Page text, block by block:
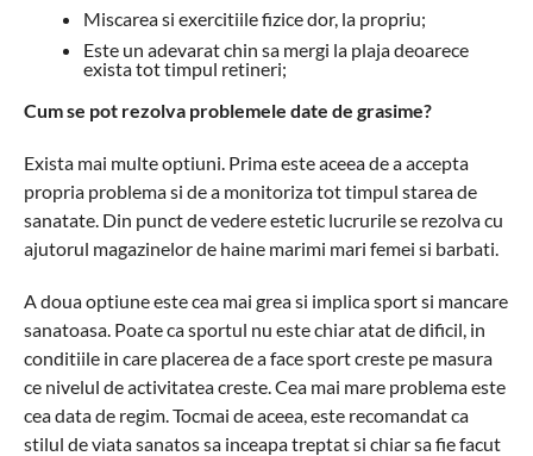
Miscarea si exercitiile fizice dor, la propriu;
Este un adevarat chin sa mergi la plaja deoarece
exista tot timpul retineri;
Cum se pot rezolva problemele date de grasime?
Exista mai multe optiuni. Prima este aceea de a accepta
propria problema si de a monitoriza tot timpul starea de
sanatate. Din punct de vedere estetic lucrurile se rezolva cu
ajutorul magazinelor de haine marimi mari femei si barbati.
A doua optiune este cea mai grea si implica sport si mancare
sanatoasa. Poate ca sportul nu este chiar atat de dificil, in
conditiile in care placerea de a face sport creste pe masura
ce nivelul de activitatea creste. Cea mai mare problema este
cea data de regim. Tocmai de aceea, este recomandat ca
stilul de viata sanatos sa inceapa treptat si chiar sa fie facut